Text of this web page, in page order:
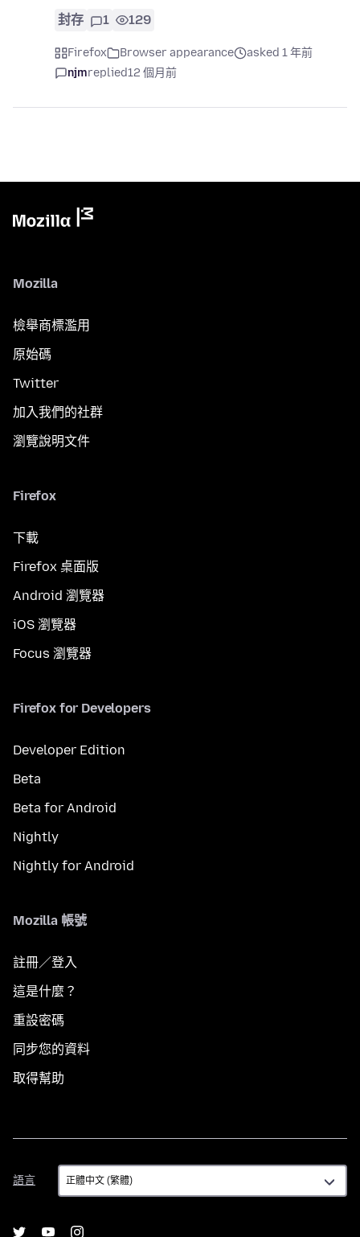
封存 1 129
Firefox Browser appearance
asked 1 年前
njmreplied12 個月前
Mozilla
檢舉商標濫用
原始碼
Twitter
加入我們的社群
瀏覽說明文件
Firefox
下載
Firefox 桌面版
Android 瀏覽器
iOS 瀏覽器
Focus 瀏覽器
Firefox for Developers
Developer Edition
Beta
Beta for Android
Nightly
Nightly for Android
Mozilla 帳號
註冊／登入
這是什麼？
重設密碼
同步您的資料
取得幫助
語言
語
言